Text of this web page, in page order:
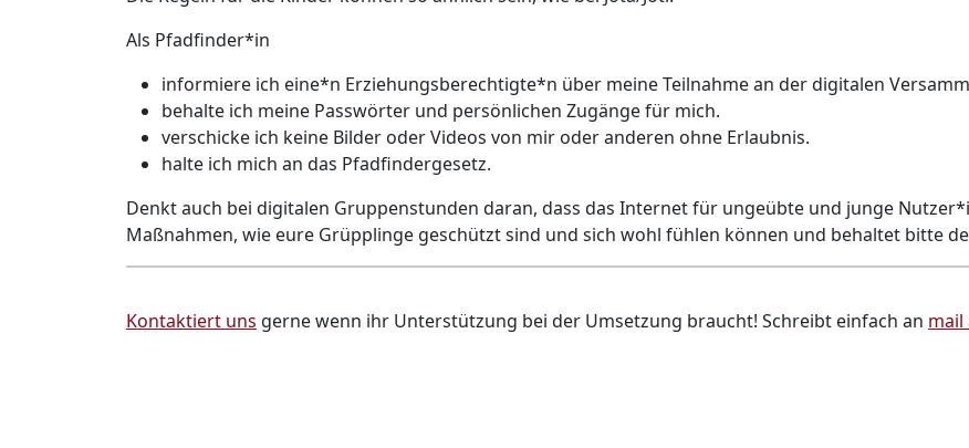
Als Pfadfinder*in
informiere ich eine*n Erziehungsberechtigte*n über meine Teilnahme an der digitalen
behalte ich meine Passwörter und persönlichen Zugänge für mich.
verschicke ich keine Bilder oder Videos von mir oder anderen ohne Erlaubnis.
halte ich mich an das Pfadfindergesetz.
Denkt auch bei digitalen Gruppenstunden daran, dass das Internet für ungeübte und junge
Maßnahmen, wie eure Grüpplinge geschützt sind und sich wohl fühlen können und behaltet bitte
Kontaktiert uns gerne wenn ihr Unterstützung bei der Umsetzung braucht! Schreibt einfach an mail